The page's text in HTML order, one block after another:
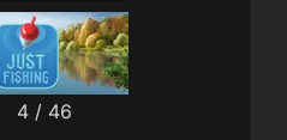
4 / 46